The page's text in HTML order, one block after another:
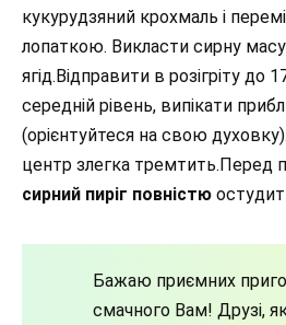
кукурудзяний крохмаль і
лопаткою. Викласти сирну
ягід.Відправити в розігріту до
середній рівень, випікати
(орієнтуйтеся на свою
центр злегка тремтить.Перед
сирний пиріг повністю
Бажаю приємних
смачного Вам! Друзі,